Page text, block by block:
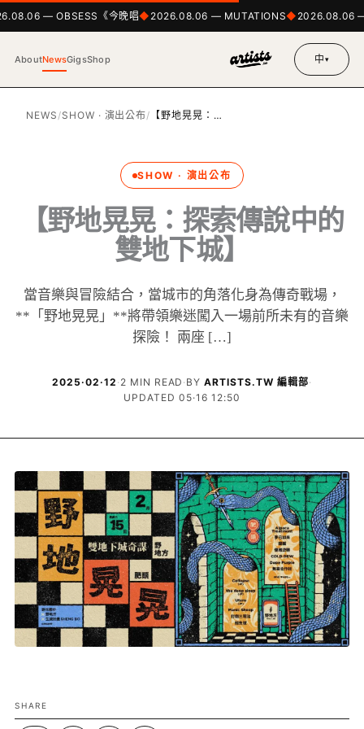
— OBSESS《今晚唱 2026.08.06 — MUTATIONS 2026.08.06 —
AboutNewsGigsShop 中▾
NEWS /SHOW · 演出公布/ 【野地晃晃：…
SHOW · 演出公布
【野地晃晃：探索傳說中的
雙地下城】
當音樂與冒險結合，當城市的角落化身為傳奇戰場，
**「野地晃晃」**將帶領樂迷闖入一場前所未有的音樂
探險！ 兩座 […]
2025·02·12 · 2 MIN READ · BYARTISTS.TW 編輯部·
UPDATED 05·16 12:50
SHARE